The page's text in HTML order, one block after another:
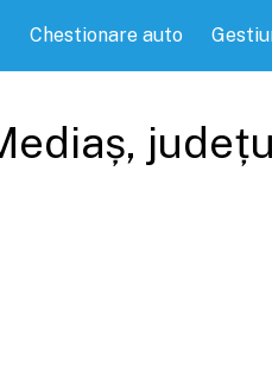
Chestionare auto
,